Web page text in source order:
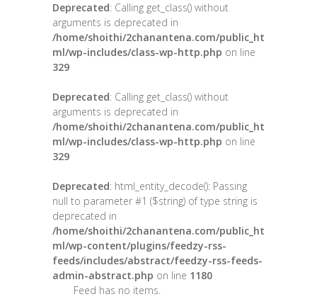
Deprecated: Calling get_class() without
arguments is deprecated in
/home/shoithi/2chanantena.com/public_ht
ml/wp-includes/class-wp-http.php on line
329
Deprecated: Calling get_class() without
arguments is deprecated in
/home/shoithi/2chanantena.com/public_ht
ml/wp-includes/class-wp-http.php on line
329
Deprecated: html_entity_decode(): Passing
null to parameter #1 ($string) of type string is
deprecated in
/home/shoithi/2chanantena.com/public_ht
ml/wp-content/plugins/feedzy-rss-
feeds/includes/abstract/feedzy-rss-feeds-
admin-abstract.php on line 1180
Feed has no items.